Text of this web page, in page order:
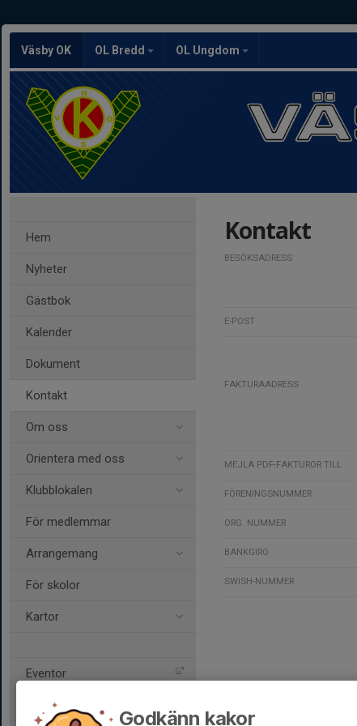
Väsby OK OL Bredd OL Ungdom
Hem
Nyheter
Gästbok
Kalender
Dokument
Kontakt
Om oss
Orientera med oss
Klubblokalen
För medlemmar
Arrangemang
För skolor
Kartor
Eventor
Livelox
Kontakt
BESÖKSADRESS
E-POST
FAKTURAADRESS
MEJLA PDF-FAKTUROR TILL
FÖRENINGSNUMMER
ORG. NUMMER
BANKGIRO
SWISH-NUMMER
Godkänn kakor